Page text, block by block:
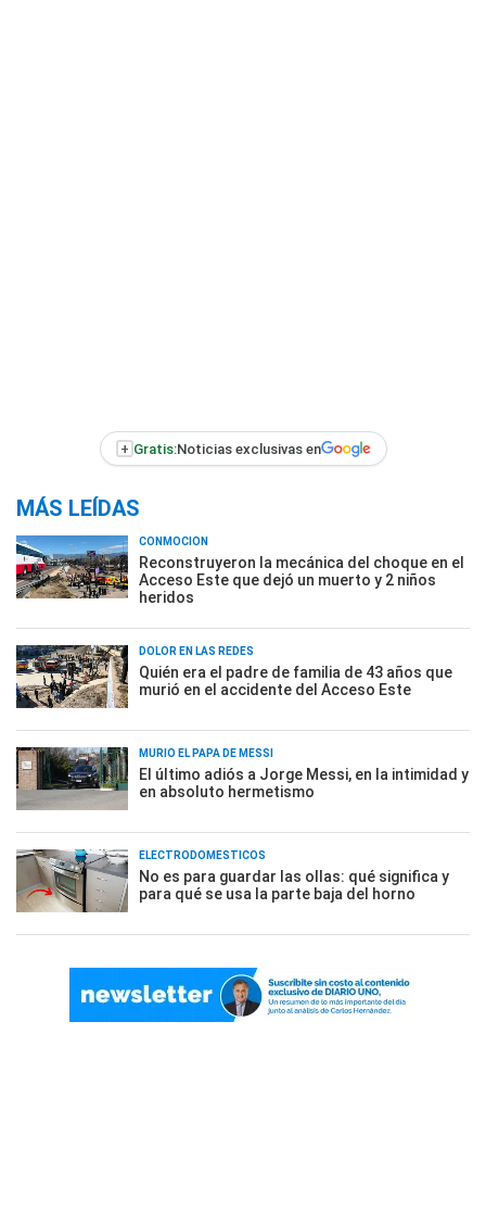
+ Gratis:Noticias exclusivas en
MÁS LEÍDAS
CONMOCIÓN
Reconstruyeron la mecánica del choque en el
Acceso Este que dejó un muerto y 2 niños
heridos
DOLOR EN LAS REDES
Quién era el padre de familia de 43 años que
murió en el accidente del Acceso Este
MURIÓ EL PAPÁ DE MESSI
El último adiós a Jorge Messi, en la intimidad y
en absoluto hermetismo
ELECTRODOMÉSTICOS
No es para guardar las ollas: qué significa y
para qué se usa la parte baja del horno